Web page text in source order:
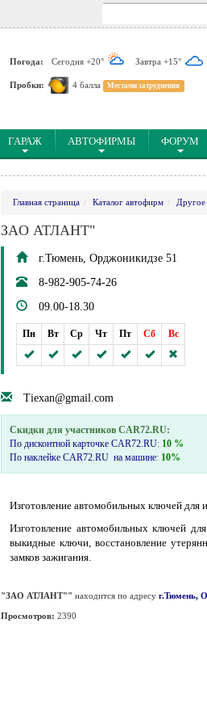
Погода: Сегодня +20° Завтра +15°
Пробки: 4 балла Местами затруднения
ГАРАЖ АВТОФИРМЫ ФОРУМ
Главная страница Каталог автофирм Другое
ЗАO АТЛАНТ"
г.Тюмень, Орджоникидзе 51
8-982-905-74-26
09.00-18.30
Пн Вт Ср Чт Пт Сб Вс
Tiexan@gmail.com
Скидки для участников CAR72.RU:
По дисконтной карточке CAR72.RU: 10 %
По наклейке CAR72.RU на машине: 10%
Изготовление автомобильных ключей
Изготовление автомобильных ключей
выкидные ключи, восстановление
замков зажигания.
"ЗАO АТЛАНТ"" находится по адресу г.Тюмень,
Просмотров: 2390